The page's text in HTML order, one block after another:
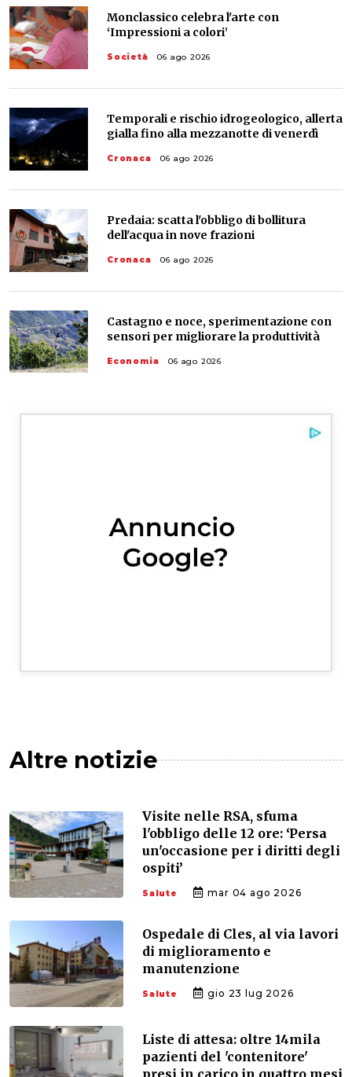
Monclassico celebra l'arte con
‘Impressioni a colori’
Società 06 ago 2026
Temporali e rischio idrogeologico, allerta
gialla fino alla mezzanotte di venerdì
Cronaca 06 ago 2026
Predaia: scatta l'obbligo di bollitura
dell'acqua in nove frazioni
Cronaca 06 ago 2026
Castagno e noce, sperimentazione con
sensori per migliorare la produttività
Economia 06 ago 2026
Altre notizie
Visite nelle RSA, sfuma
l'obbligo delle 12 ore: ‘Persa
un'occasione per i diritti degli
ospiti’
Salute mar 04 ago 2026
Ospedale di Cles, al via lavori
di miglioramento e
manutenzione
Salute gio 23 lug 2026
Liste di attesa: oltre 14mila
pazienti del 'contenitore'
presi in carico in quattro mesi